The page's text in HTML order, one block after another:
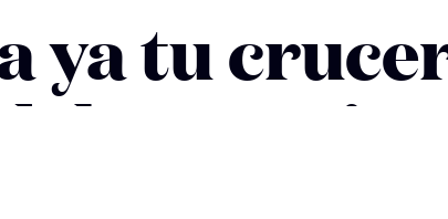
ya tu
Sun